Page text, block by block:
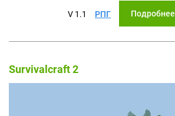
V 1.1 РПГ Подробнее
Survivalcraft 2